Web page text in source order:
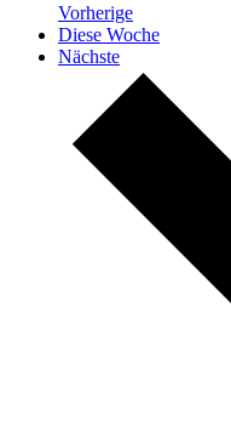
Vorherige
Diese Woche
Nächste